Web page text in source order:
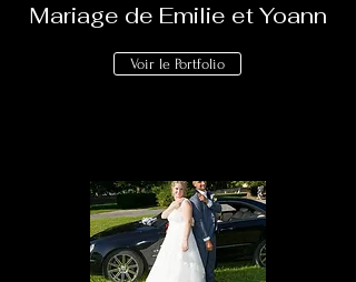
Mariage de Emilie et Yoann
Voir le Portfolio